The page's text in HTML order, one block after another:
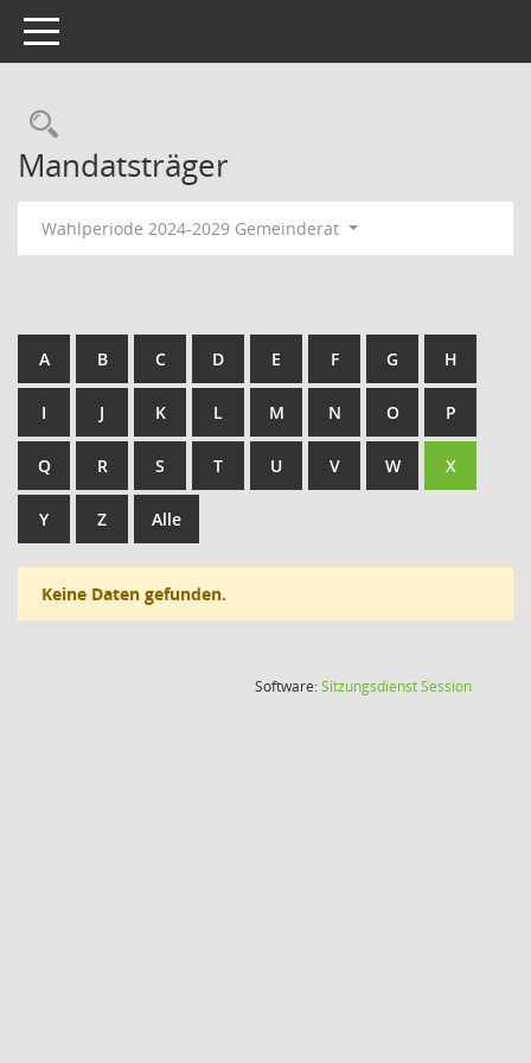
Toggle navigation
Rechercheauswahl
Mandatsträger
Wahlperiode 2024-2029 Gemeinderat
A B C D E F G H
I J K L M N O P
Q R S T U V W X
Y Z Alle
Keine Daten gefunden.
Software:SitzungsdienstSession(Wird in